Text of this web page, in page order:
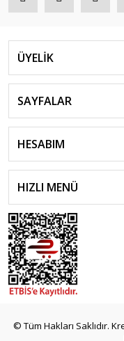
ÜYELİK
SAYFALAR
HESABIM
HIZLI MENÜ
© Tüm Hakları Saklıdır.